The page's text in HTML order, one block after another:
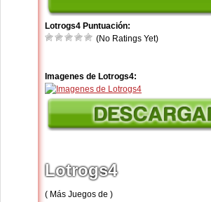
Lotrogs4 Puntuación:
(No Ratings Yet)
Imagenes de Lotrogs4:
Lotrogs4
( Más Juegos de )